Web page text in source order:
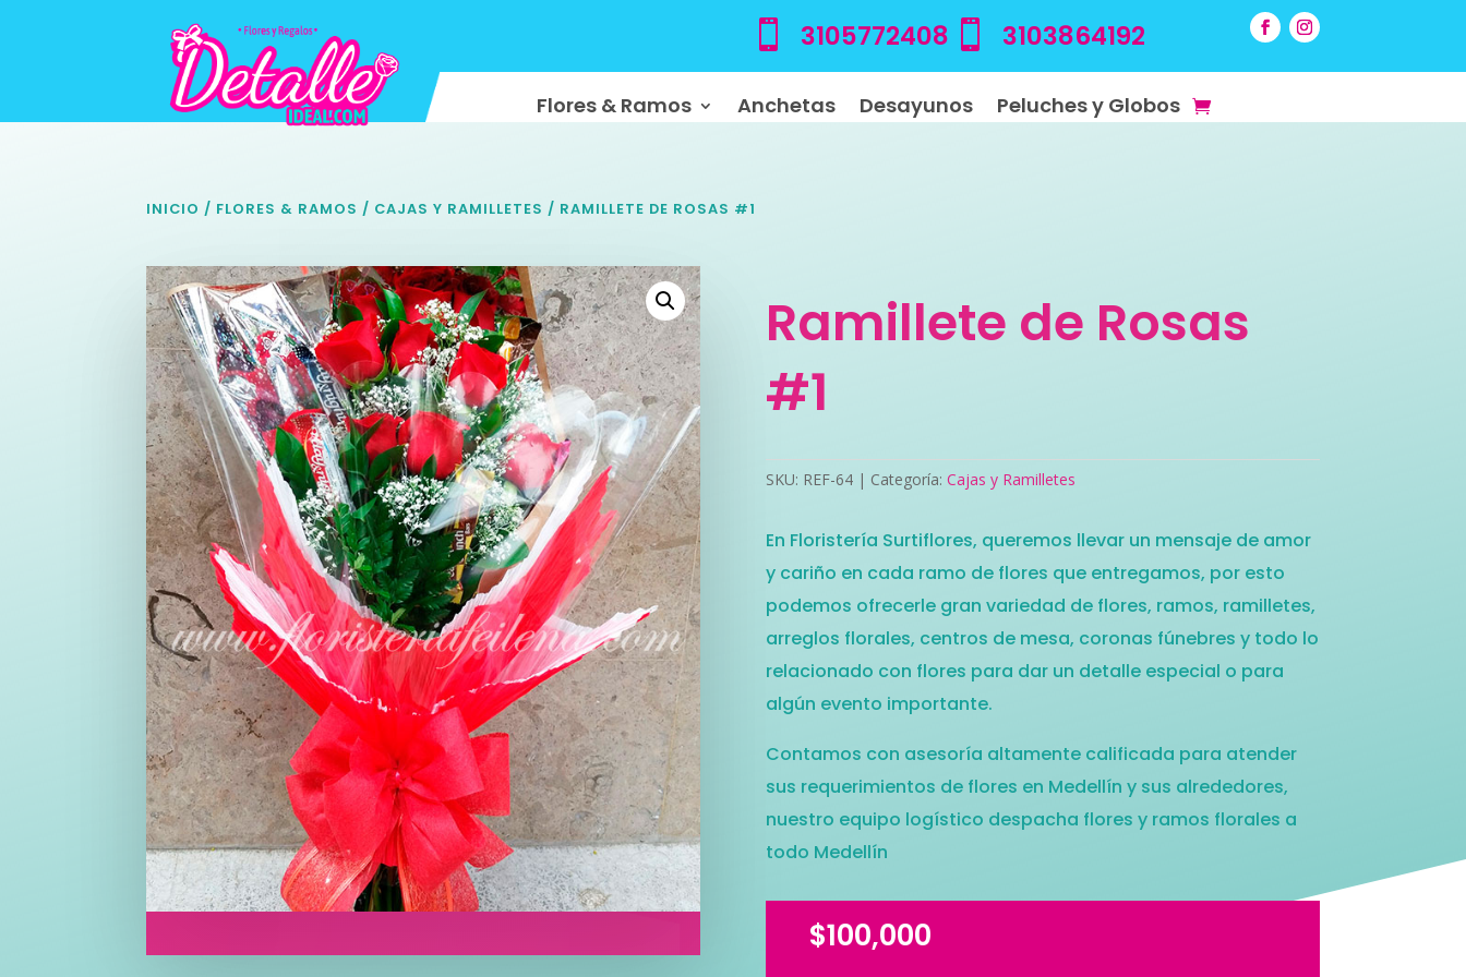
 3105772408  3103864192
Flores & Ramos Anchetas Desayunos Peluches y Globos
INICIO / FLORES & RAMOS / CAJAS Y RAMILLETES / RAMILLETE DE ROSAS #1
Ramillete de Rosas
#1
SKU: REF-64 Categoría: Cajas y Ramilletes
En Floristería Surtiflores, queremos llevar un mensaje de amor
y cariño en cada ramo de flores que entregamos, por esto
podemos ofrecerle gran variedad de flores, ramos, ramilletes,
arreglos florales, centros de mesa, coronas fúnebres y todo lo
relacionado con flores para dar un detalle especial o para
algún evento importante.
Contamos con asesoría altamente calificada para atender
sus requerimientos de flores en Medellín y sus alrededores,
nuestro equipo logístico despacha flores y ramos florales a
todo Medellín
$100,000